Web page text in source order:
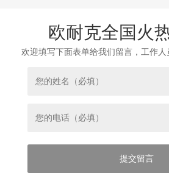
欧耐克全国火
欢迎填写下面表单给我们留言，工作